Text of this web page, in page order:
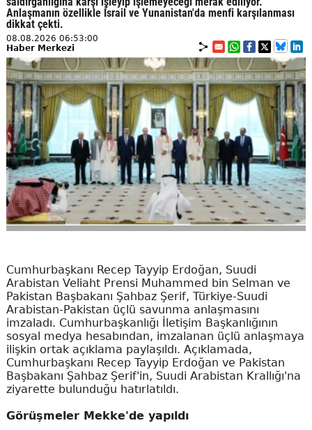
Anlaşmanın özellikle İsrail ve Yunanistan'da menfi karşılanması
dikkat çekti.
08.08.2026 06:53:00
Haber Merkezi
Cumhurbaşkanı Recep Tayyip Erdoğan, Suudi
Arabistan Veliaht Prensi Muhammed bin Selman ve
Pakistan Başbakanı Şahbaz Şerif, Türkiye-Suudi
Arabistan-Pakistan üçlü savunma anlaşmasını
imzaladı. Cumhurbaşkanlığı İletişim Başkanlığının
sosyal medya hesabından, imzalanan üçlü anlaşmaya
ilişkin ortak açıklama paylaşıldı. Açıklamada,
Cumhurbaşkanı Recep Tayyip Erdoğan ve Pakistan
Başbakanı Şahbaz Şerif'in, Suudi Arabistan Krallığı'na
ziyarette bulunduğu hatırlatıldı.
Görüşmeler Mekke'de yapıldı